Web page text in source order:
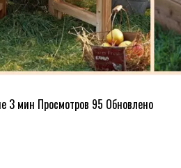
3 мин Просмотров 95 Обновлено